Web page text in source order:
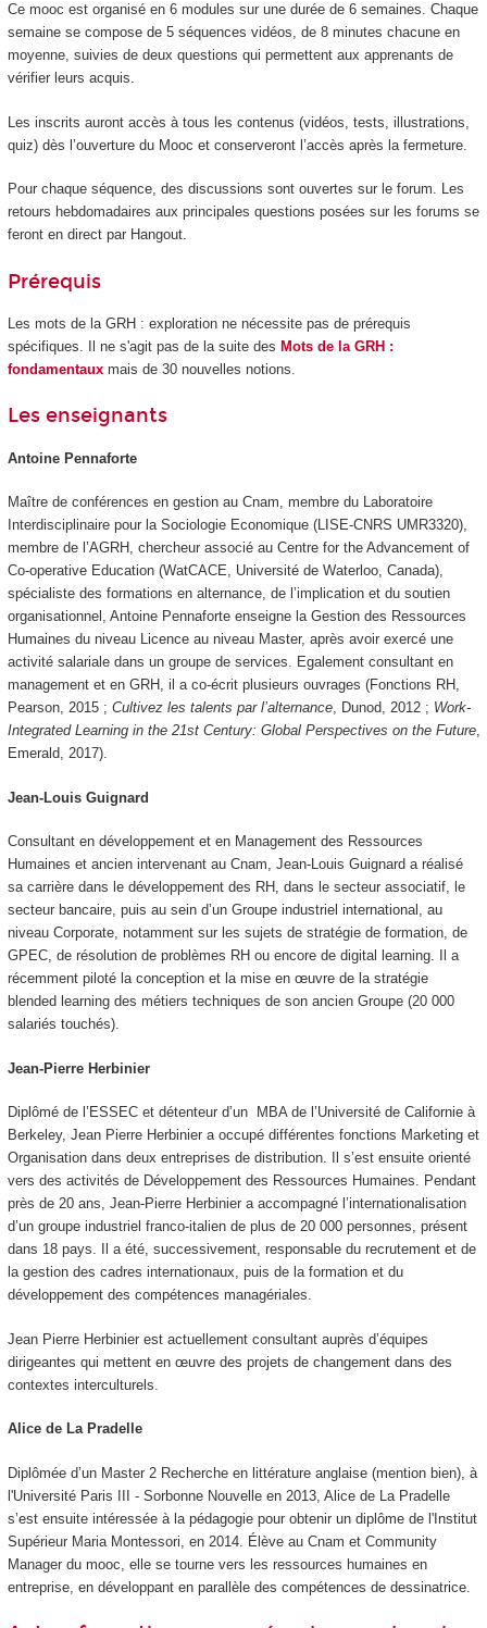
Ce mooc est organisé en 6 modules sur une durée de 6 semaines. Chaque
semaine se compose de 5 séquences vidéos, de 8 minutes chacune en
moyenne, suivies de deux questions qui permettent aux apprenants de
vérifier leurs acquis.
Les inscrits auront accès à tous les contenus (vidéos, tests, illustrations,
quiz) dès l’ouverture du Mooc et conserveront l’accès après la fermeture.
Pour chaque séquence, des discussions sont ouvertes sur le forum. Les
retours hebdomadaires aux principales questions posées sur les forums se
feront en direct par Hangout.
Prérequis
Les mots de la GRH : exploration ne nécessite pas de prérequis
spécifiques. Il ne s'agit pas de la suite des Mots de la GRH :
fondamentauxmais de 30 nouvelles notions.
Les enseignants
Antoine Pennaforte
Maître de conférences en gestion au Cnam, membre du Laboratoire
Interdisciplinaire pour la Sociologie Economique (LISE-CNRS UMR3320),
membre de l’AGRH, chercheur associé au Centre for the Advancement of
Co-operative Education (WatCACE, Université de Waterloo, Canada),
spécialiste des formations en alternance, de l’implication et du soutien
organisationnel, Antoine Pennaforte enseigne la Gestion des Ressources
Humaines du niveau Licence au niveau Master, après avoir exercé une
activité salariale dans un groupe de services. Egalement consultant en
management et en GRH, il a co-écrit plusieurs ouvrages (Fonctions RH,
Pearson, 2015 ; Cultivez les talents par l’alternance, Dunod, 2012 ; Work-
Integrated Learning in the 21st Century: Global Perspectives on the Future,
Emerald, 2017).
Jean-Louis Guignard
Consultant en développement et en Management des Ressources
Humaines et ancien intervenant au Cnam, Jean-Louis Guignard a réalisé
sa carrière dans le développement des RH, dans le secteur associatif, le
secteur bancaire, puis au sein d’un Groupe industriel international, au
niveau Corporate, notamment sur les sujets de stratégie de formation, de
GPEC, de résolution de problèmes RH ou encore de digital learning. Il a
récemment piloté la conception et la mise en œuvre de la stratégie
blended learning des métiers techniques de son ancien Groupe (20 000
salariés touchés).
Jean-Pierre Herbinier
Diplômé de l’ESSEC et détenteur d’un MBA de l’Université de Californie à
Berkeley, Jean Pierre Herbinier a occupé différentes fonctions Marketing et
Organisation dans deux entreprises de distribution. Il s’est ensuite orienté
vers des activités de Développement des Ressources Humaines. Pendant
près de 20 ans, Jean-Pierre Herbinier a accompagné l’internationalisation
d’un groupe industriel franco-italien de plus de 20 000 personnes, présent
dans 18 pays. Il a été, successivement, responsable du recrutement et de
la gestion des cadres internationaux, puis de la formation et du
développement des compétences managériales.
Jean Pierre Herbinier est actuellement consultant auprès d’équipes
dirigeantes qui mettent en œuvre des projets de changement dans des
contextes interculturels.
Alice de La Pradelle
Diplômée d’un Master 2 Recherche en littérature anglaise (mention bien), à
l'Université Paris III - Sorbonne Nouvelle en 2013, Alice de La Pradelle
s’est ensuite intéressée à la pédagogie pour obtenir un diplôme de l'Institut
Supérieur Maria Montessori, en 2014. Élève au Cnam et Community
Manager du mooc , elle se tourne vers les ressources humaines en
entreprise, en développant en parallèle des compétences de dessinatrice.